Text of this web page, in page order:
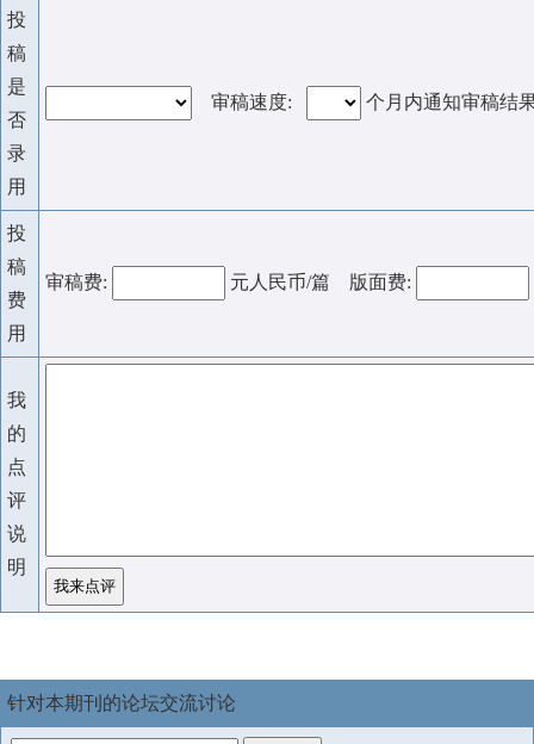
投
稿
是
否
录
用
审稿速度: 个月内通知审稿结
投
稿
费
用
审稿费: 元人民币/篇 版面费:
我
的
点
评
说
明
针对本期刊的论坛交流讨论